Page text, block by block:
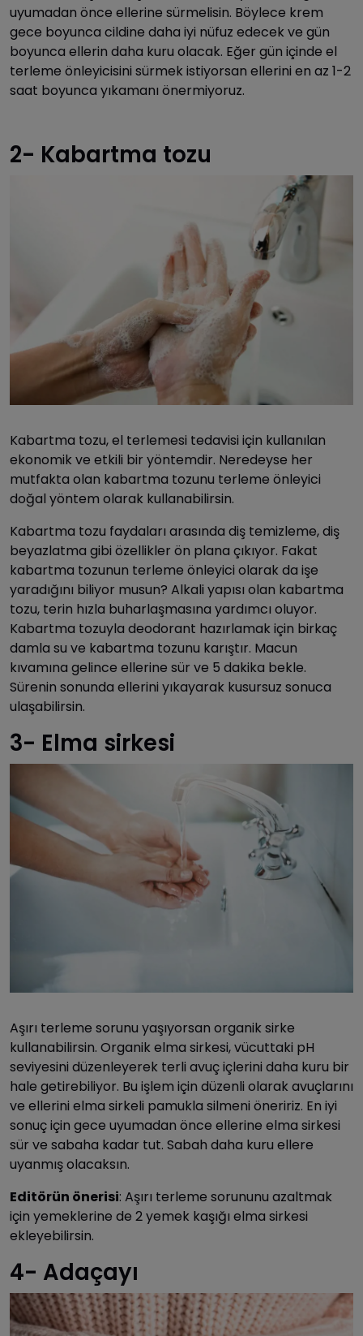
uyumadan önce ellerine sürmelisin. Böylece krem
gece boyunca cildine daha iyi nüfuz edecek ve gün
boyunca ellerin daha kuru olacak. Eğer gün içinde el
terleme önleyicisini sürmek istiyorsan ellerini en az 1-2
saat boyunca yıkamanı önermiyoruz.
2- Kabartma tozu
Kabartma tozu, el terlemesi tedavisi için kullanılan
ekonomik ve etkili bir yöntemdir. Neredeyse her
mutfakta olan kabartma tozunu terleme önleyici
doğal yöntem olarak kullanabilirsin.
Kabartma tozu faydaları arasında diş temizleme, diş
beyazlatma gibi özellikler ön plana çıkıyor. Fakat
kabartma tozunun terleme önleyici olarak da işe
yaradığını biliyor musun? Alkali yapısı olan kabartma
tozu, terin hızla buharlaşmasına yardımcı oluyor.
Kabartma tozuyla deodorant hazırlamak için birkaç
damla su ve kabartma tozunu karıştır. Macun
kıvamına gelince ellerine sür ve 5 dakika bekle.
Sürenin sonunda ellerini yıkayarak kusursuz sonuca
ulaşabilirsin.
3- Elma sirkesi
Aşırı terleme sorunu yaşıyorsan organik sirke
kullanabilirsin. Organik elma sirkesi, vücuttaki pH
seviyesini düzenleyerek terli avuç içlerini daha kuru bir
hale getirebiliyor. Bu işlem için düzenli olarak avuçlarını
ve ellerini elma sirkeli pamukla silmeni öneririz. En iyi
sonuç için gece uyumadan önce ellerine elma sirkesi
sür ve sabaha kadar tut. Sabah daha kuru ellere
uyanmış olacaksın.
Editörün önerisi: Aşırı terleme sorununu azaltmak
için yemeklerine de 2 yemek kaşığı elma sirkesi
ekleyebilirsin.
4- Adaçayı